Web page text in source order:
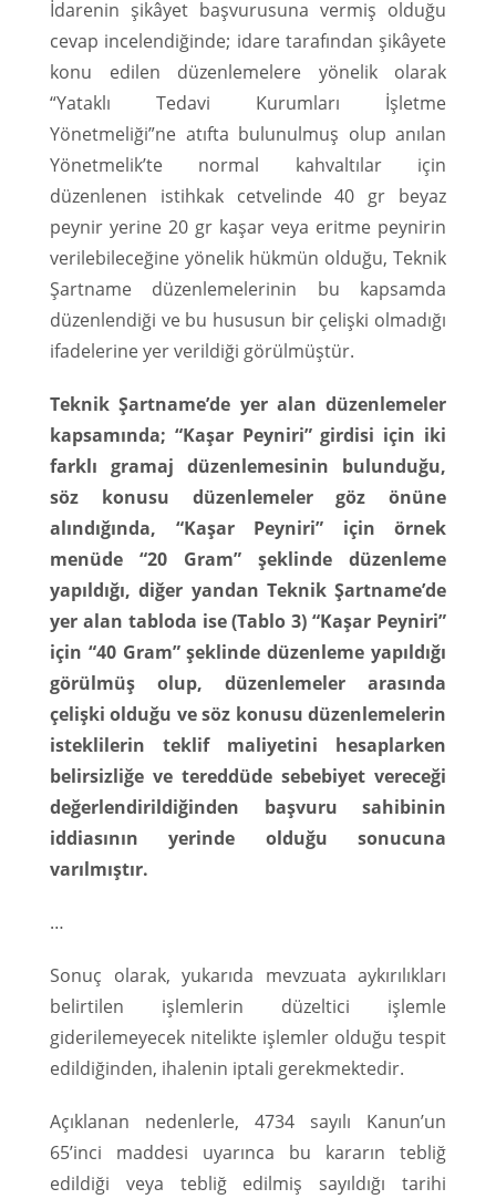
İdarenin şikâyet başvurusuna vermiş olduğu
cevap incelendiğinde; idare tarafından şikâyete
konu edilen düzenlemelere yönelik olarak
“Yataklı Tedavi Kurumları İşletme
Yönetmeliği”ne atıfta bulunulmuş olup anılan
Yönetmelik’te normal kahvaltılar için
düzenlenen istihkak cetvelinde 40 gr beyaz
peynir yerine 20 gr kaşar veya eritme peynirin
verilebileceğine yönelik hükmün olduğu, Teknik
Şartname düzenlemelerinin bu kapsamda
düzenlendiği ve bu hususun bir çelişki olmadığı
ifadelerine yer verildiği görülmüştür.
Teknik Şartname’de yer alan düzenlemeler
kapsamında; “Kaşar Peyniri” girdisi için iki
farklı gramaj düzenlemesinin bulunduğu,
söz konusu düzenlemeler göz önüne
alındığında, “Kaşar Peyniri” için örnek
menüde “20 Gram” şeklinde düzenleme
yapıldığı, diğer yandan Teknik Şartname’de
yer alan tabloda ise (Tablo 3) “Kaşar Peyniri”
için “40 Gram” şeklinde düzenleme yapıldığı
görülmüş olup, düzenlemeler arasında
çelişki olduğu ve söz konusu düzenlemelerin
isteklilerin teklif maliyetini hesaplarken
belirsizliğe ve tereddüde sebebiyet vereceği
değerlendirildiğinden başvuru sahibinin
iddiasının yerinde olduğu sonucuna
varılmıştır.
…
Sonuç olarak, yukarıda mevzuata aykırılıkları
belirtilen işlemlerin düzeltici işlemle
giderilemeyecek nitelikte işlemler olduğu tespit
edildiğinden, ihalenin iptali gerekmektedir.
Açıklanan nedenlerle, 4734 sayılı Kanun’un
65’inci maddesi uyarınca bu kararın tebliğ
edildiği veya tebliğ edilmiş sayıldığı tarihi